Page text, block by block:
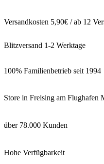
Versandkosten 5,90€ / ab 12
Blitzversand 1-2 Werktage
100% Familienbetrieb seit 1994
Store in Freising am Flughafen
über 78.000 Kunden
Hohe Verfügbarkeit